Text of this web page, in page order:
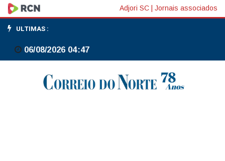
Banco
Central
decreta
liquidação
extrajudicial
Adjori SC Jornais associados
ULTIMAS :
06/08/2026 04:47